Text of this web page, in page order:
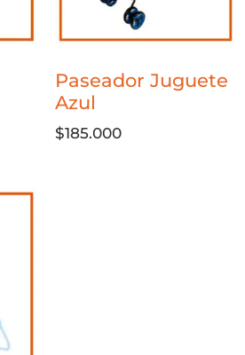
Paseador Juguete
Azul
$185.000